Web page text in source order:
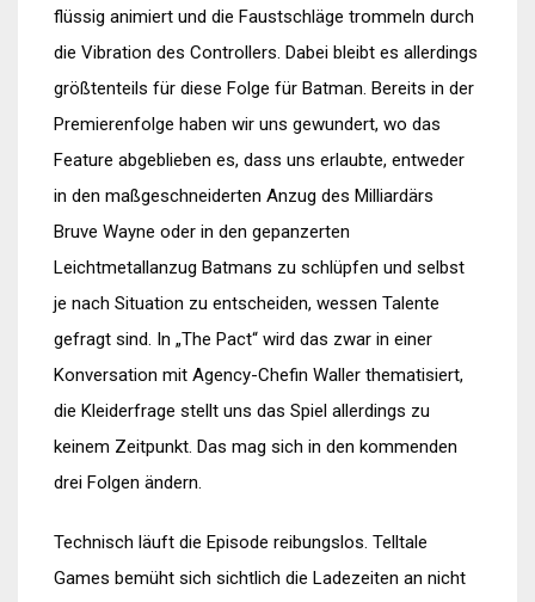
flüssig animiert und die Faustschläge trommeln durch
die Vibration des Controllers. Dabei bleibt es allerdings
größtenteils für diese Folge für Batman. Bereits in der
Premierenfolge haben wir uns gewundert, wo das
Feature abgeblieben es, dass uns erlaubte, entweder
in den maßgeschneiderten Anzug des Milliardärs
Bruve Wayne oder in den gepanzerten
Leichtmetallanzug Batmans zu schlüpfen und selbst
je nach Situation zu entscheiden, wessen Talente
gefragt sind. In „The Pact“ wird das zwar in einer
Konversation mit Agency-Chefin Waller thematisiert,
die Kleiderfrage stellt uns das Spiel allerdings zu
keinem Zeitpunkt. Das mag sich in den kommenden
drei Folgen ändern.
Technisch läuft die Episode reibungslos. Telltale
Games bemüht sich sichtlich die Ladezeiten an nicht